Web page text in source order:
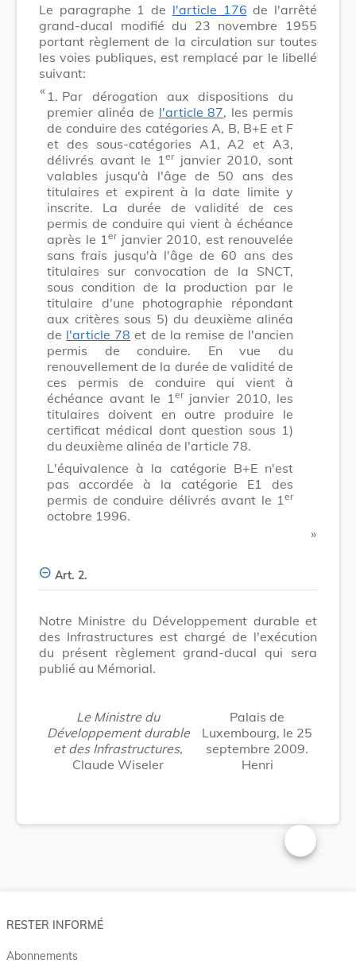
Le paragraphe 1 de l'article 176 de l'arrêté
grand-ducal modifié du 23 novembre 1955
portant règlement de la circulation sur toutes
les voies publiques, est remplacé par le libellé
suivant:
​ « 1. Par dérogation aux dispositions du
premier alinéa de l'article 87, les permis
de conduire des catégories A, B, B+E et F
et des sous-catégories A1, A2 et A3,
délivrés avant le 1 erjanvier 2010, sont
valables jusqu'à l'âge de 50 ans des
titulaires et expirent à la date limite y
inscrite. La durée de validité de ces
permis de conduire qui vient à échéance
après le 1 erjanvier 2010, est renouvelée
sans frais jusqu'à l'âge de 60 ans des
titulaires sur convocation de la SNCT,
sous condition de la production par le
titulaire d'une photographie répondant
aux critères sous 5) du deuxième alinéa
de l'article 78 et de la remise de l'ancien
permis de conduire. En vue du
renouvellement de la durée de validité de
ces permis de conduire qui vient à
échéance avant le 1 erjanvier 2010, les
titulaires doivent en outre produire le
certificat médical dont question sous 1)
du deuxième alinéa de l'article 78.
L'équivalence à la catégorie B+E n'est
pas accordée à la catégorie E1 des
permis de conduire délivrés avant le 1 er
octobre 1996.
​ »
Art. 2.
Notre Ministre du Développement durable et
des Infrastructures est chargé de l'exécution
du présent règlement grand-ducal qui sera
publié au Mémorial.
Le Ministre du
Développement durable
et des Infrastructures,
Claude Wiseler
Palais de
Luxembourg, le 25
septembre 2009.
Henri
Changer la
RESTER INFORMÉ
Abonnements